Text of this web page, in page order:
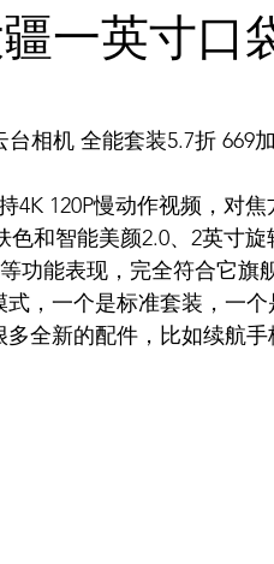
一英寸口
相机 全能套装5.7折 669
4K 120P慢动作视频，对
和智能美颜2.0、2英寸
功能表现，完全符合它旗
，一个是标准套装，一
全新的配件，比如续航